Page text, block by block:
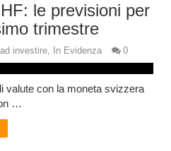
le previsioni per
trimestre
investire, In Evidenza 0
valute con la moneta svizzera
…